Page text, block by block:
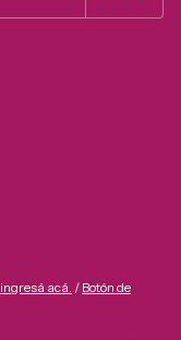
ingresá acá. / Botón de